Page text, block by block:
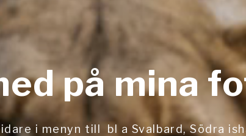
på mina
i menyn till bl a Svalbard, Södra